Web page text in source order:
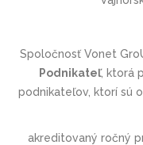
Spoločnosť Vonet
Podnikateľ, ktorá
podnikateľov, ktorí sú
akreditovaný ročný